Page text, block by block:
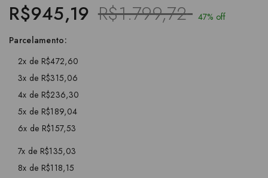
R$945,19 R$1.799,72
47% off
Parcelamento:
2x de R$472,60
3x de R$315,06
4x de R$236,30
5x de R$189,04
6x de R$157,53
7x de R$135,03
8x de R$118,15